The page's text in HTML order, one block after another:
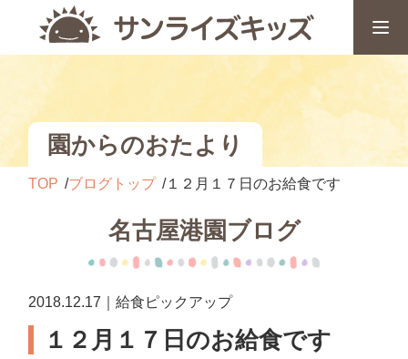
園からのおたより
TOP ブログトップ １２月１７日のお給食です
名古屋港園ブログ
2018.12.17｜給食ピックアップ
１２月１７日のお給食です